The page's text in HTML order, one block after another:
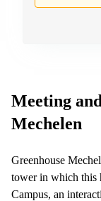
Meeting
Mechelen
Greenhouse
tower in which this
Campus, an